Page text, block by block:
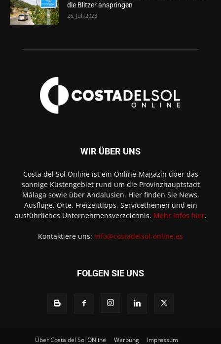
die Blitzer anspringen
26. Juli 2023
WIR ÜBER UNS
Costa del Sol Online ist ein Online-Magazin über das
sonnige Küstengebiet rund um die Provinzhauptstadt
Málaga sowie über Andalusien. Hier finden Sie News,
Ausflüge, Orte, Freizeittipps, Servicethemen und ein
ausführliches Unternehmensverzeichnis. Mehr Infos hier.
Kontaktiere uns: info@costadelsol-online.es
FOLGEN SIE UNS
Über Costa del Sol ONline Werbung Impressum